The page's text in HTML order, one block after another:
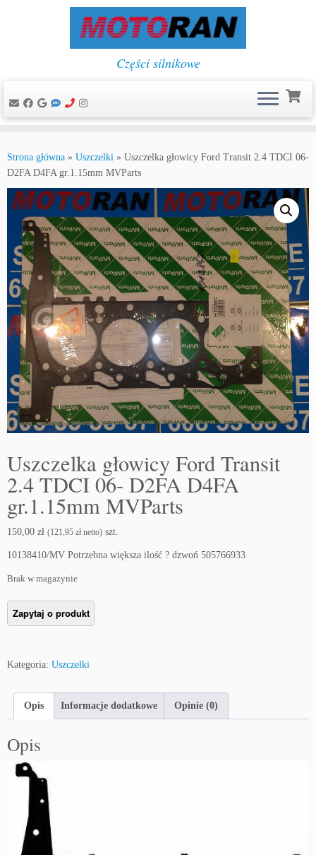
do
treści
Części silnikowe
Strona główna » Uszczelki » Uszczelka głowicy Ford Transit 2.4 TDCI 06-
D2FA D4FA gr.1.15mm MVParts
Uszczelka głowicy Ford Transit
2.4 TDCI 06- D2FA D4FA
gr.1.15mm MVParts
150,00 zł (121,95 zł netto) szt.
10138410/MV Potrzebna większa ilość ? dzwoń 505766933
Brak w magazynie
Kategoria: Uszczelki
Opis Informacje dodatkowe Opinie (0)
Opis